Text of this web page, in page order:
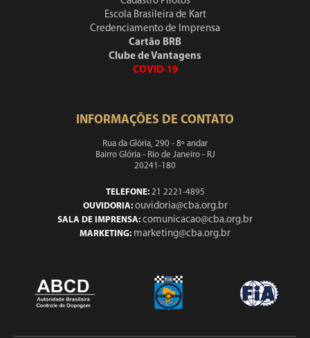
Escola Brasileira de Kart
Credenciamento de Imprensa
Cartão BRB
Clube de Vantagens
COVID-19
INFORMAÇÕES DE CONTATO
Rua da Glória, 290 - 8º andar
Bairro Glória - Rio de Janeiro - RJ
20241-180
TELEFONE:21 2221-4895
OUVIDORIA: ouvidoria@cba.org.br
SALA DE IMPRENSA: comunicacao@cba.org.br
MARKETING: marketing@cba.org.br